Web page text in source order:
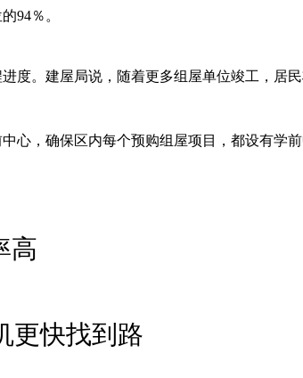
94％。
度。建屋局说，随着更多组屋单位竣工，
心，确保区内每个预购组屋项目，都设有学
高
更快找到路